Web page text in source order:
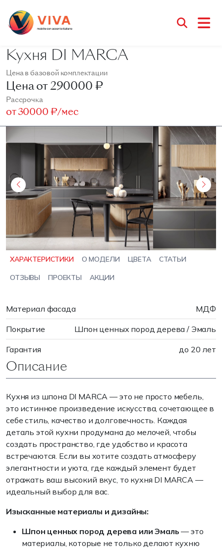
Кухня DI MARCA
Цена в базовой комплектации
Цена от290000 ₽
Рассрочка
от30000 ₽/мес
ХАРАКТЕРИСТИКИ О МОДЕЛИ ЦВЕТА СТАТЬИ
ОТЗЫВЫ ПРОЕКТЫ АКЦИИ
Материал фасада МДФ
Покрытие Шпон ценных пород дерева / Эмаль
Гарантия до 20 лет
Описание
Кухня из шпона DI MARCA — это не просто мебель,
это истинное произведение искусства, сочетающее в
себе стиль, качество и долговечность. Каждая
деталь этой кухни продумана до мелочей, чтобы
создать пространство, где удобство и красота
встречаются. Если вы хотите создать атмосферу
элегантности и уюта, где каждый элемент будет
отражать ваш высокий вкус, то кухня DI MARCA —
идеальный выбор для вас.
Изысканные материалы и дизайны:
Шпон ценных пород дерева или Эмаль — это
материалы, которые не только делают кухню